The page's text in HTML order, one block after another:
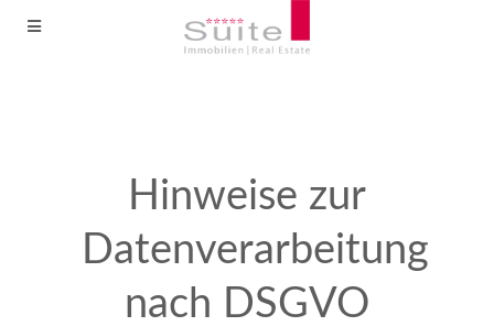
Hinweise zur
Datenverarbeitung
nach DSGVO